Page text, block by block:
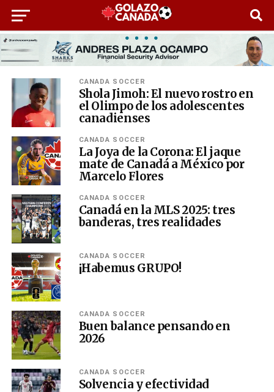
CANADA SOCCER
Shola Jimoh: El nuevo rostro en
el Olimpo de los adolescentes
canadienses
CANADA SOCCER
La Joya de la Corona: El jaque
mate de Canadá a México por
Marcelo Flores
CANADA SOCCER
Canadá en la MLS 2025: tres
banderas, tres realidades
CANADA SOCCER
¡Habemus GRUPO!
CANADA SOCCER
Buen balance pensando en
2026
CANADA SOCCER
Solvencia y efectividad